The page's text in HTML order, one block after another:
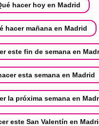
hacer hoy en Madrid
hacer mañana en Madrid
este fin de semana en
esta semana en Madrid
la próxima semana en
este San Valentín en